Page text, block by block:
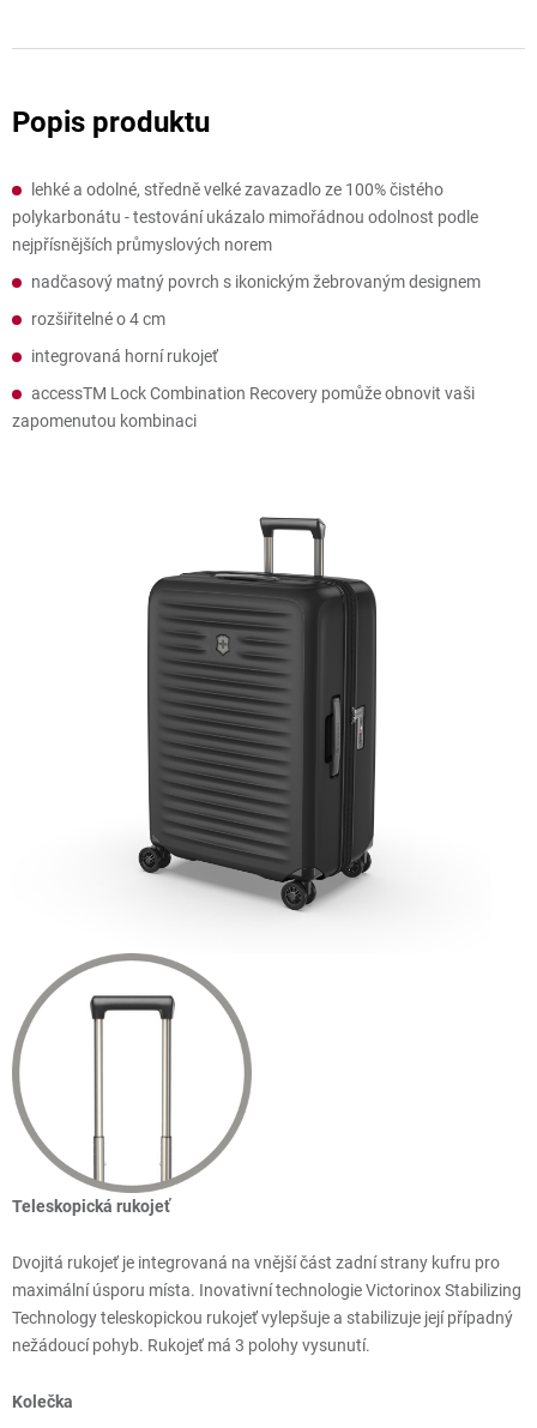
lehké a odolné, středně velké zavazadlo ze 100% čistého
polykarbonátu - testování ukázalo mimořádnou odolnost podle
nejpřísnějších průmyslových norem
nadčasový matný povrch s ikonickým žebrovaným designem
rozšiřitelné o 4 cm
integrovaná horní rukojeť
accessTM Lock Combination Recovery pomůže obnovit vaši
zapomenutou kombinaci
Teleskopická rukojeť
Dvojitá rukojeť je integrovaná na vnější část zadní strany kufru pro
maximální úsporu místa. Inovativní technologie Victorinox Stabilizing
Technology teleskopickou rukojeť vylepšuje a stabilizuje její případný
nežádoucí pohyb. Rukojeť má 3 polohy vysunutí.
Kolečka